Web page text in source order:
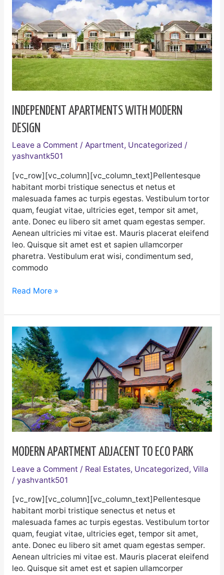
INDEPENDENT APARTMENTS WITH MODERN
DESIGN
Leave a Comment / Apartment, Uncategorized /
yashvantk501
[vc_row][vc_column][vc_column_text]Pellentesque
habitant morbi tristique senectus et netus et
malesuada fames ac turpis egestas. Vestibulum tortor
quam, feugiat vitae, ultricies eget, tempor sit amet,
ante. Donec eu libero sit amet quam egestas semper.
Aenean ultricies mi vitae est. Mauris placerat eleifend
leo. Quisque sit amet est et sapien ullamcorper
pharetra. Vestibulum erat wisi, condimentum sed,
commodo
with
modern
design
Read More »
MODERN APARTMENT ADJACENT TO ECO PARK
Leave a Comment / Real Estates, Uncategorized, Villa
/ yashvantk501
[vc_row][vc_column][vc_column_text]Pellentesque
habitant morbi tristique senectus et netus et
malesuada fames ac turpis egestas. Vestibulum tortor
quam, feugiat vitae, ultricies eget, tempor sit amet,
ante. Donec eu libero sit amet quam egestas semper.
Aenean ultricies mi vitae est. Mauris placerat eleifend
leo. Quisque sit amet est et sapien ullamcorper
Modern
apartment
adjacent
to
eco
park